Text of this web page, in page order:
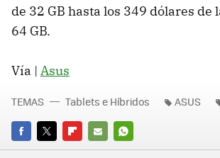
de 32 GB hasta los 349 dólares de
64 GB.
Vía | Asus
FACEBOOK
TWITTERFLIPBOARD
E-
WHATSAPP
TEMAS Tablets e Híbridos ASUS